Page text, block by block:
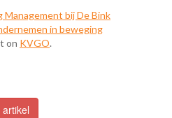
Management bij De Bink
in beweging
on KVGO.
artikel